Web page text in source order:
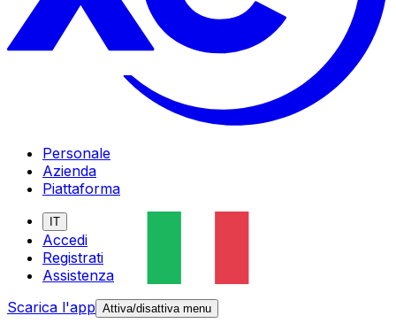
Personale
Azienda
Piattaforma
IT
Accedi
Registrati
Assistenza
Scarica l'app Attiva/disattiva menu